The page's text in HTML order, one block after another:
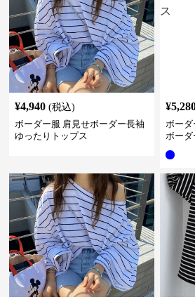
¥4,940 (税込)
ボーダー服 肩見せボーダー長袖
ゆったりトップス
¥
ボーダ
ボーダ